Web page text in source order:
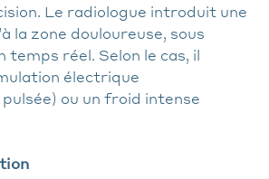
Le radiologue introduit une
la zone douloureuse, sous
temps réel. Selon le cas, il
électrique
ou un froid intense